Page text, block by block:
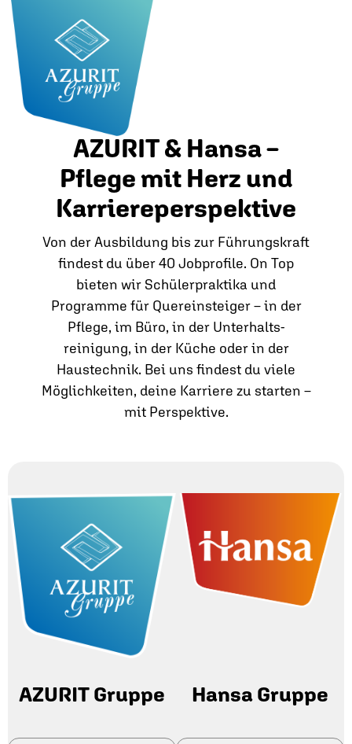
AZURIT & Hansa –
Pflege mit Herz und
Karriereperspektive
Von der Ausbildung bis zur Führungskraft
findest du über 40 Jobprofile. On Top
bieten wir Schülerpraktika und
Programme für Quereinsteiger – in der
Pflege, im Büro, in der Unterhalts­
reinigung, in der Küche oder in der
Haustechnik. Bei uns findest du viele
Möglichkeiten, deine Karriere zu starten –
mit Perspektive.
AZURIT Gruppe Hansa Gruppe